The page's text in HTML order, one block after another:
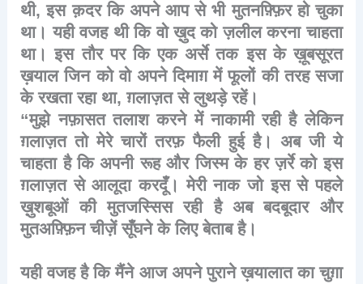
थी,इस क़दर कि अपने आप से भी मुतनफ़्फ़िर हो चुका
था। यही वजह थी कि वो ख़ुद को ज़लील करना चाहता
था। इस तौर पर कि एक अर्से तक इस के ख़ूबसूरत
ख़याल जिन को वो अपने दिमाग़ में फूलों की तरह सजा
के रखता रहा था,ग़लाज़त से लुथड़े रहें।
“मुझे नफ़ासत तलाश करने में नाकामी रही है लेकिन
ग़लाज़त तो मेरे चारों तरफ़ फैली हुई है। अब जी ये
चाहता है कि अपनी रूह और जिस्म के हर ज़र्रे को इस
ग़लाज़त से आलूदा करदूँ। मेरी नाक जो इस से पहले
ख़ुशबूओं की मुतजस्सिस रही है अब बदबूदार और
मुतअफ़्फ़िन चीज़ें सूँघने के लिए बेताब है।
यही वजह है कि मैंने आज अपने पुराने ख़यालात का चुग़ा